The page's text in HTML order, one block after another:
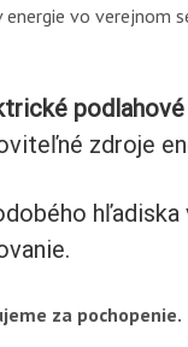
vo verejnom
zdroje